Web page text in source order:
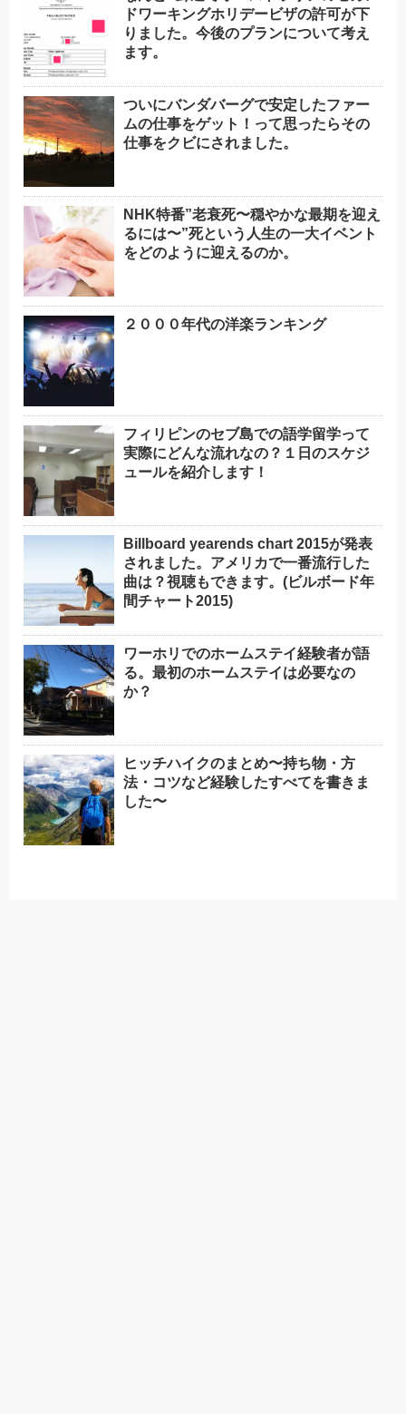
ドワーキングホリデービザの許可が下
りました。今後のプランについて考え
ます。
ついにバンダバーグで安定したファー
ムの仕事をゲット！って思ったらその
仕事をクビにされました。
NHK特番”老衰死〜穏やかな最期を迎え
るには〜”死という人生の一大イベント
をどのように迎えるのか。
２０００年代の洋楽ランキング
フィリピンのセブ島での語学留学って
実際にどんな流れなの？１日のスケジ
ュールを紹介します！
Billboard yearends chart 2015が発表
されました。アメリカで一番流行した
曲は？視聴もできます。(ビルボード年
間チャート2015)
ワーホリでのホームステイ経験者が語
る。最初のホームステイは必要なの
か？
ヒッチハイクのまとめ〜持ち物・方
法・コツなど経験したすべてを書きま
した〜